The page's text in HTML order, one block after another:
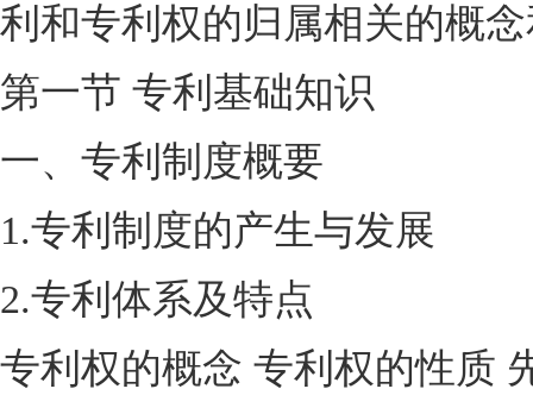
利和专利权的归属相关的概
第一节 专利基础知识
一、专利制度概要
1.专利制度的产生与发展
2.专利体系及特点
专利权的概念 专利权的性质